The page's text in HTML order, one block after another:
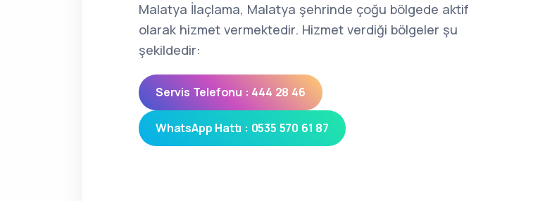
Malatya İlaçlama, Malatya şehrinde çoğu bölgede aktif
olarak hizmet vermektedir. Hizmet verdiği bölgeler şu
şekildedir:
Servis Telefonu : 444 28 46
WhatsApp Hattı : 0535 570 61 87